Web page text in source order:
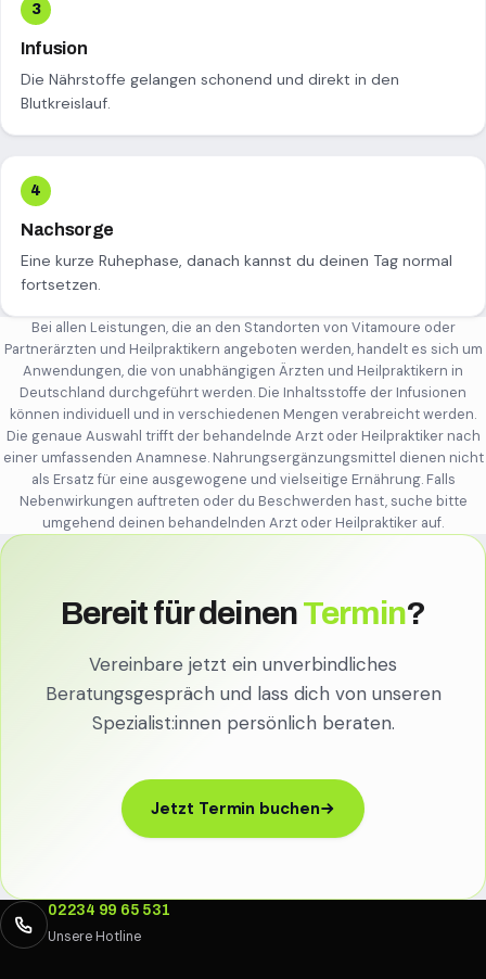
Infusion
Die Nährstoffe gelangen schonend und direkt in den
Blutkreislauf.
Nachsorge
Eine kurze Ruhephase, danach kannst du deinen Tag normal
fortsetzen.
Bei allen Leistungen, die an den Standorten von Vitamoure oder
Partnerärzten und Heilpraktikern angeboten werden, handelt es sich um
Anwendungen, die von unabhängigen Ärzten und Heilpraktikern in
Deutschland durchgeführt werden. Die Inhaltsstoffe der Infusionen
können individuell und in verschiedenen Mengen verabreicht werden.
Die genaue Auswahl trifft der behandelnde Arzt oder Heilpraktiker nach
einer umfassenden Anamnese. Nahrungsergänzungsmittel dienen nicht
als Ersatz für eine ausgewogene und vielseitige Ernährung. Falls
Nebenwirkungen auftreten oder du Beschwerden hast, suche bitte
umgehend deinen behandelnden Arzt oder Heilpraktiker auf.
Bereit für deinenTermin?
Vereinbare jetzt ein unverbindliches
Beratungsgespräch und lass dich von unseren
Spezialist:innen persönlich beraten.
Jetzt Termin buchen
02234 99 65 531
Unsere Hotline